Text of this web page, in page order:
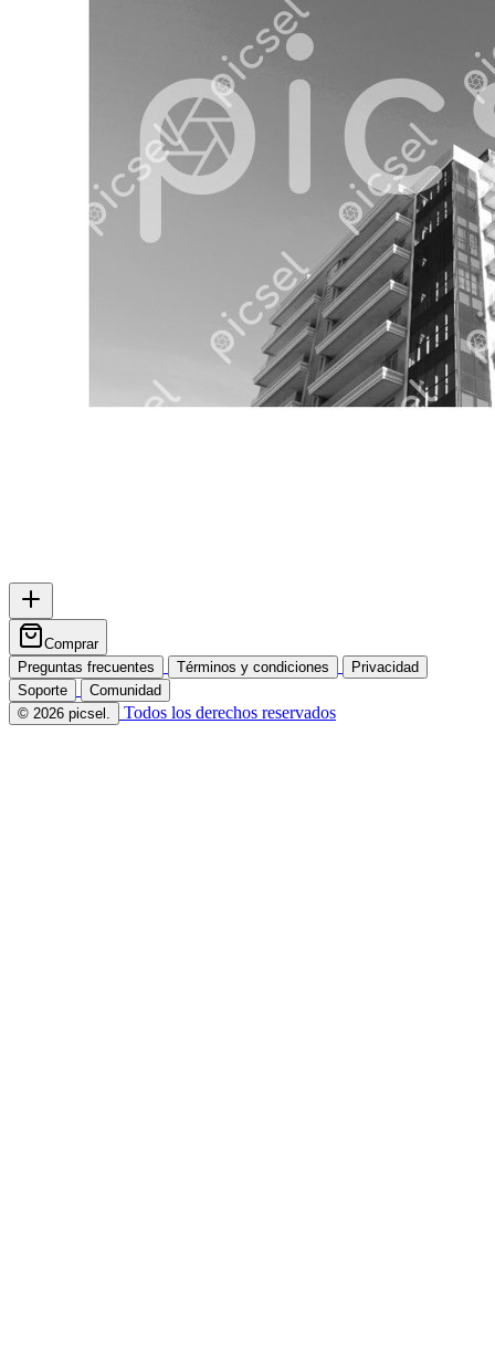
Comprar
Preguntas frecuentes
Términos y condiciones
Privacidad
Soporte
Comunidad
© 2026 picsel.
Todos los derechos reservados